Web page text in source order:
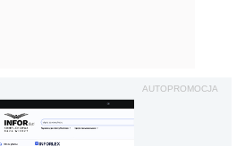
AUTOPROMOCJA